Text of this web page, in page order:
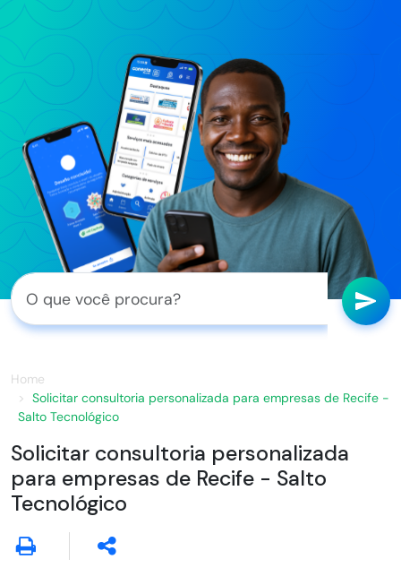
Home
Solicitar consultoria personalizada para empresas de Recife -
Salto Tecnológico
Solicitar consultoria personalizada
para empresas de Recife - Salto
Tecnológico